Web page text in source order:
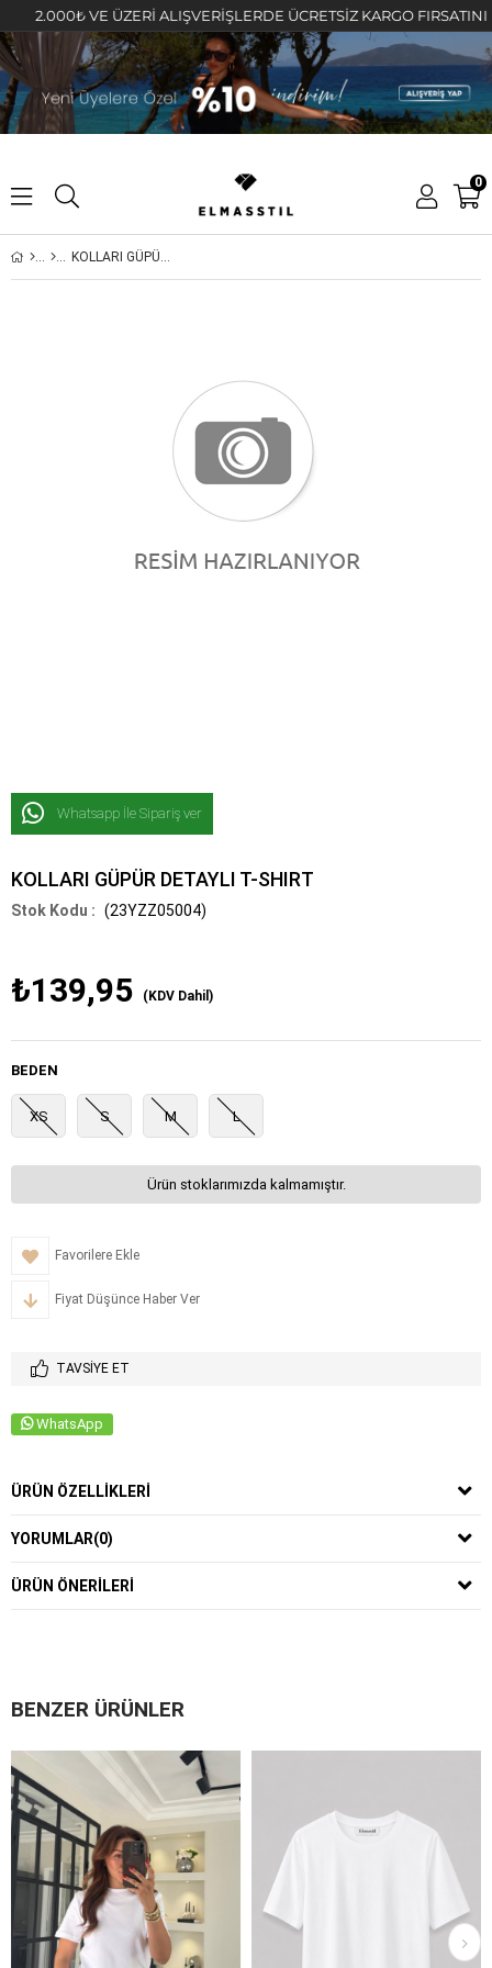
VE ÜZERİ ALIŞVERİŞLERDE ÜCRETSİZ KARGO FIRSATINI
0
KOLLARI GÜPÜR DETAYLI T-SHIRT
Whatsapp İle Sipariş ver
KOLLARI GÜPÜR DETAYLI T-SHIRT
(23YZZ05004)
₺139,95 (KDV Dahil)
BEDEN
XS S M L
Ürün stoklarımızda kalmamıştır.
Favorilere Ekle
Fiyat Düşünce Haber Ver
TAVSIYE ET
WhatsApp
ÜRÜN ÖZELLIKLERI
YORUMLAR(0)
ÜRÜN ÖNERILERI
BENZER ÜRÜNLER